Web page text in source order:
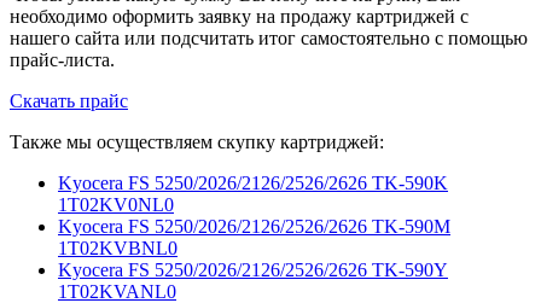
необходимо оформить заявку на продажу картриджей с
нашего сайта или подсчитать итог самостоятельно с помощью
прайс-листа.
Скачать прайс
Также мы осуществляем скупку картриджей:
Kyocera FS 5250/2026/2126/2526/2626 TK-590K
1T02KV0NL0
Kyocera FS 5250/2026/2126/2526/2626 TK-590M
1T02KVBNL0
Kyocera FS 5250/2026/2126/2526/2626 TK-590Y
1T02KVANL0